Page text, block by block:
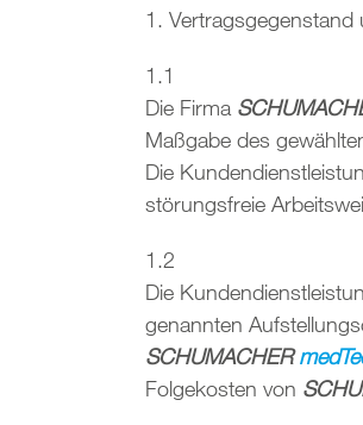
1.
1.1
Die Firma
Maßgabe des
Die
störungsfreie
1.2
Die
genannten
SCHUMACHER
Folgekosten von